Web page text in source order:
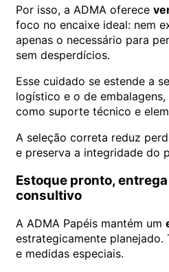
Por isso, a ADMA oferece
foco no encaixe ideal: nem
apenas o necessário para
sem desperdícios.
Esse cuidado se estende a
logístico e o de
como suporte técnico e
A seleção correta reduz
e preserva a integridade do
Estoque pronto,
consultivo
A ADMA Papéis mantém um
estrategicamente planejado.
e medidas especiais.